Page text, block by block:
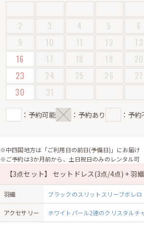
2
3 4 5 6
9
10 11 12 13
16
17 18 19 20
23
24 25 26 27
30
31
：予約可能 ：予約あり ：予
※中四国地方は「ご利用日の前日(予備日)」にお届け
※ご予約は3か月前から、土日祝日のみのレンタル可
【3点セット】 セットドレス(3点/4点) + 羽
羽織 ブラックのスリットスリーブボレロ
アクセサリー ホワイトパール2連のクリスタルチ